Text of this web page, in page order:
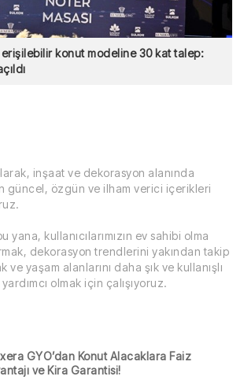
konut modeline 30 kat talep:
inşaat ve dekorasyon alanında
güncel, özgün ve ilham verici içerikleri
yana, kullanıcılarımızın ev sahibi olma
dekorasyon trendlerini yakından takip
ve yaşam alanlarını daha şık ve kullanışlı
olmak için çalışıyoruz.
GYO’dan Konut Alacaklara Faiz
ve Kira Garantisi!